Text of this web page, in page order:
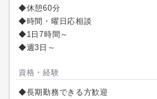
◆休憩60分
◆時間・曜日応相談
◆1日7時間～
◆週3日～
資格・経験
◆長期勤務できる方歓迎